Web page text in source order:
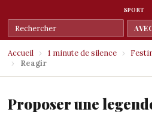
SPORT
Accueil › 1 minute de silence ›
›
Reagir
Proposer une